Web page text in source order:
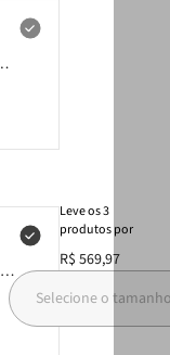
Leveos3
produtospor
R$ 569,97
Selecione o